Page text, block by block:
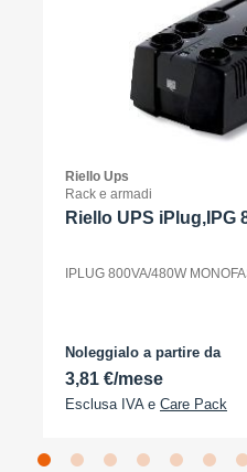
Riello Ups
Rack e armadi
Riello UPS iPlug,IPG
IPLUG 800VA/480W
Noleggialo a partire da
3,81 €/mese
Esclusa IVA e Care Pack